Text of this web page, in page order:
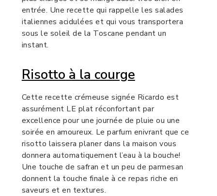
entrée. Une recette qui rappelle les salades
italiennes acidulées et qui vous transportera
sous le soleil de la Toscane pendant un
instant.
Risotto à la courge
Cette recette crémeuse signée Ricardo est
assurément LE plat réconfortant par
excellence pour une journée de pluie ou une
soirée en amoureux. Le parfum enivrant que ce
risotto laissera planer dans la maison vous
donnera automatiquement l’eau à la bouche!
Une touche de safran et un peu de parmesan
donnent la touche finale à ce repas riche en
saveurs et en textures.